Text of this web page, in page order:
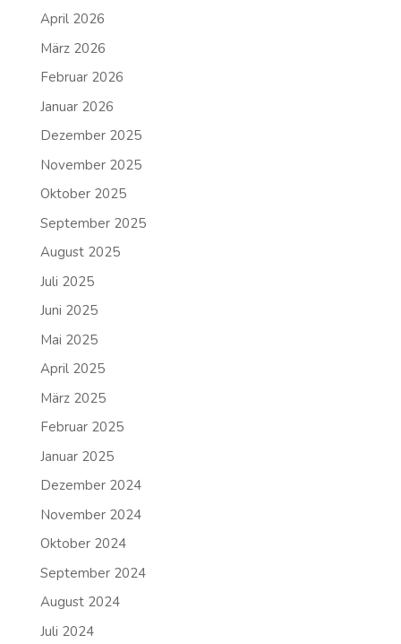
April 2026
März 2026
Februar 2026
Januar 2026
Dezember 2025
November 2025
Oktober 2025
September 2025
August 2025
Juli 2025
Juni 2025
Mai 2025
April 2025
März 2025
Februar 2025
Januar 2025
Dezember 2024
November 2024
Oktober 2024
September 2024
August 2024
Juli 2024